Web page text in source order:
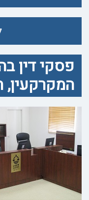
פסקי דין
המקרקעין,